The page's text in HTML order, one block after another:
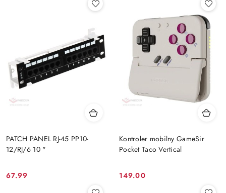
PATCH PANEL RJ-45 PP10-
12/RJ/6 10 "
Cena:
67.99
Kontroler mobilny GameSir
Pocket Taco Vertical
Cena:
149.00